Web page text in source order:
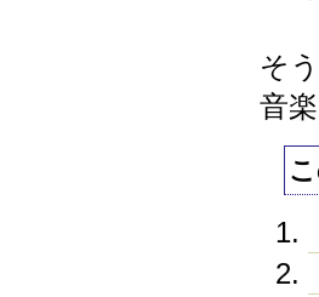
そ
音